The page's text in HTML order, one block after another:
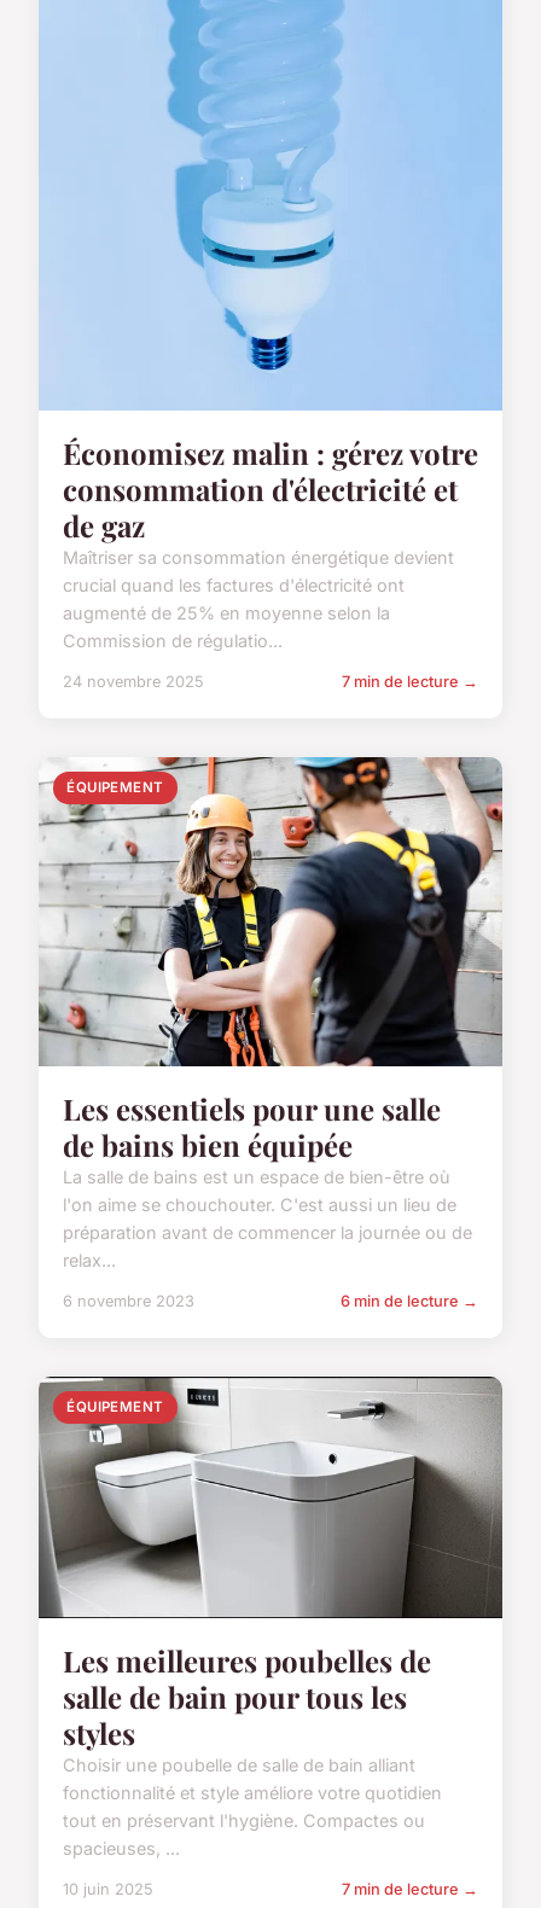
Économisez malin : gérez votre
consommation d'électricité et
de gaz
Maîtriser sa consommation énergétique devient
crucial quand les factures d'électricité ont
augmenté de 25% en moyenne selon la
Commission de régulatio...
24 novembre 2025 7 min de lecture →
ÉQUIPEMENT
Les essentiels pour une salle
de bains bien équipée
La salle de bains est un espace de bien-être où
l'on aime se chouchouter. C'est aussi un lieu de
préparation avant de commencer la journée ou de
relax...
6 novembre 2023 6 min de lecture →
ÉQUIPEMENT
Les meilleures poubelles de
salle de bain pour tous les
styles
Choisir une poubelle de salle de bain alliant
fonctionnalité et style améliore votre quotidien
tout en préservant l'hygiène. Compactes ou
spacieuses, ...
10 juin 2025 7 min de lecture →